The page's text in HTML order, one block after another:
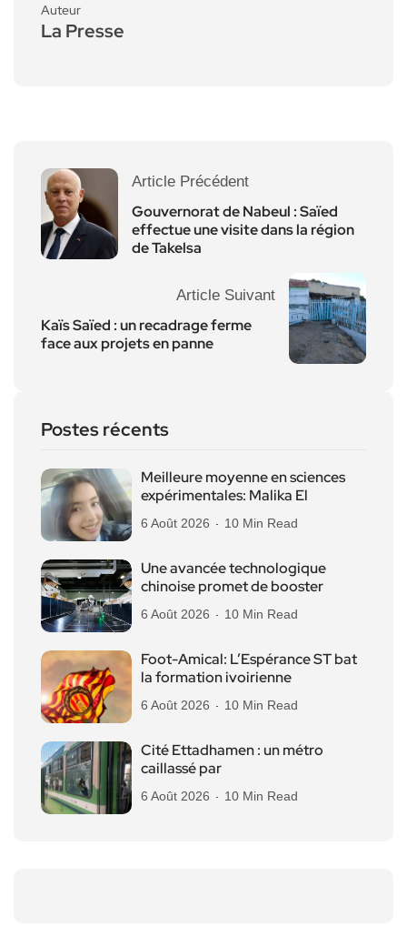
Auteur
La Presse
Article Précédent
Gouvernorat de Nabeul : Saïed
effectue une visite dans la région
de Takelsa
Article Suivant
Kaïs Saïed : un recadrage ferme
face aux projets en panne
Postes récents
Meilleure moyenne en sciences
expérimentales: Malika El
6 Août 2026 10 Min Read
Une avancée technologique
chinoise promet de booster
6 Août 2026 10 Min Read
Foot-Amical: L’Espérance ST bat
la formation ivoirienne
6 Août 2026 10 Min Read
Cité Ettadhamen : un métro
caillassé par
6 Août 2026 10 Min Read